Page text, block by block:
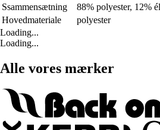
Ssammensætning
88% polyester, 12%
Hovedmateriale
polyester
Loading...
Loading...
Alle vores mærker